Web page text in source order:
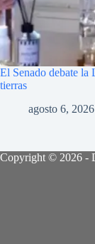
El Senado debate la
tierras
agosto 6, 2026
Copyright © 2026 -